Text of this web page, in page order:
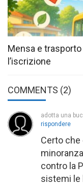
Mensa e
l’iscrizione
COMMENTS (2)
adotta una
rispondere
Certo che
contro la
sistemi le